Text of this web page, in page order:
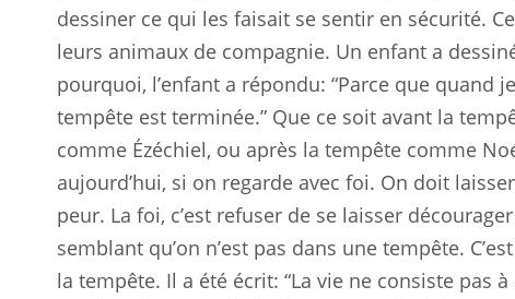
dessiner ce qui les faisait se sentir en sécurité.
leurs animaux de compagnie. Un enfant a
pourquoi, l’enfant a répondu: “Parce que quand
tempête est terminée.” Que ce soit avant la
comme Ézéchiel, ou après la tempête comme
aujourd’hui, si on regarde avec foi. On doit
peur. La foi, c’est refuser de se laisser
semblant qu’on n’est pas dans une tempête.
la tempête. Il a été écrit: “La vie ne consiste pas